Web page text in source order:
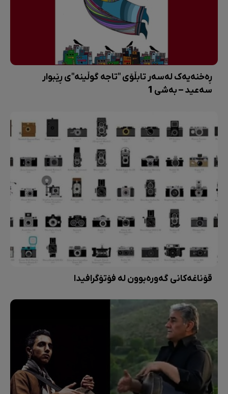
ڕەخنەیەک لەسەر تابڵۆی "تاجە گوڵینە"ی ڕێبوار
سەعید – بەشی 1
قۆناغەکانی گەورەبوون لە فۆتۆگرافیدا